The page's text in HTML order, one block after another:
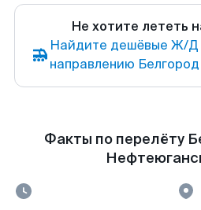
Не хотите лететь
Найдите дешёвые Ж/Д
направлению
Факты по перелёту